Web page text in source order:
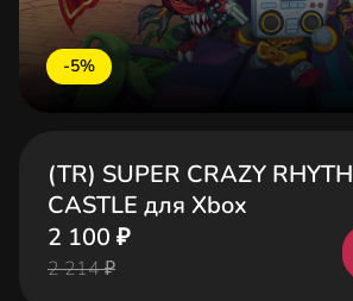
-5%
(TR) SUPER CRAZY
CASTLE для Xbox
2 100 ₽
2 214 ₽